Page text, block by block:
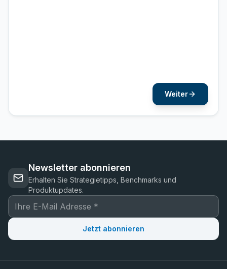
Weiter
Newsletter abonnieren
Erhalten Sie Strategietipps, Benchmarks und
Produktupdates.
Jetzt abonnieren